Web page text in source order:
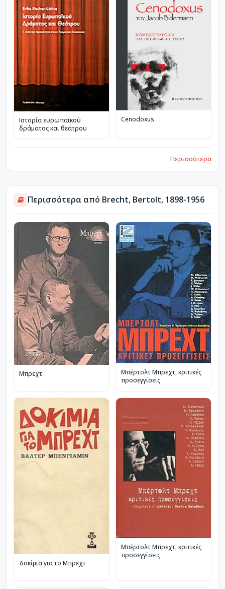
Ιστορία ευρωπαϊκού
δράματος και θεάτρου
Cenodoxus
Περισσότερα
Περισσότερα από Brecht, Bertolt, 1898-1956
Μπρεχτ
Μπέρτολτ Μπρεχτ, κριτικές
προσεγγίσεις
Δοκίμια για το Μπρεχτ
Μπέρτολτ Μπρεχτ, κριτικές
προσεγγίσεις